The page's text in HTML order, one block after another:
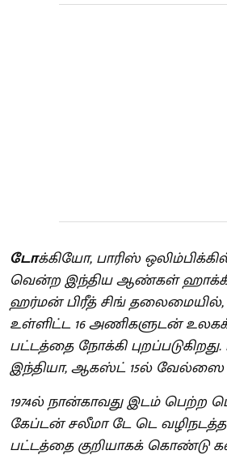
டோக்கியோ, பாரிஸ்
வென்ற இந்திய ஆண்கள்
ஹர்மன் பிரீத் சிங்
உள்ளிட்ட 16 அணிகளுடன்
பட்டத்தை நோக்கி புறப்படுகிறது.
இந்தியா, ஆகஸ்ட் 15ல் வேல்ஸை
1974ல் நான்காவது இடம்
கேப்டன் சலீமா டே டெ
பட்டத்தை குறியாகக் கொண்டு